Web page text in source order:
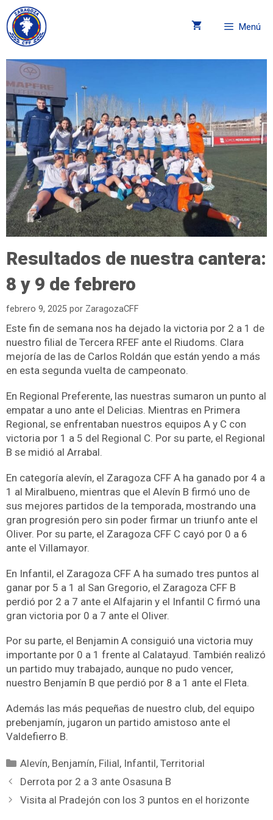
Menú
Resultados de nuestra cantera:
8 y 9 de febrero
febrero 9, 2025 por ZaragozaCFF
Este fin de semana nos ha dejado la victoria por 2 a 1 de
nuestro filial de Tercera RFEF ante el Riudoms. Clara
mejoría de las de Carlos Roldán que están yendo a más
en esta segunda vuelta de campeonato.
En Regional Preferente, las nuestras sumaron un punto al
empatar a uno ante el Delicias. Mientras en Primera
Regional, se enfrentaban nuestros equipos A y C con
victoria por 1 a 5 del Regional C. Por su parte, el Regional
B se midió al Arrabal.
En categoría alevín, el Zaragoza CFF A ha ganado por 4 a
1 al Miralbueno, mientras que el Alevín B firmó uno de
sus mejores partidos de la temporada, mostrando una
gran progresión pero sin poder firmar un triunfo ante el
Oliver. Por su parte, el Zaragoza CFF C cayó por 0 a 6
ante el Villamayor.
En Infantil, el Zaragoza CFF A ha sumado tres puntos al
ganar por 5 a 1 al San Gregorio, el Zaragoza CFF B
perdió por 2 a 7 ante el Alfajarin y el Infantil C firmó una
gran victoria por 0 a 7 ante el Oliver.
Por su parte, el Benjamin A consiguió una victoria muy
importante por 0 a 1 frente al Calatayud. También realizó
un partido muy trabajado, aunque no pudo vencer,
nuestro Benjamín B que perdió por 8 a 1 ante el Fleta.
Además las más pequeñas de nuestro club, del equipo
prebenjamín, jugaron un partido amistoso ante el
Valdefierro B.
Alevín, Benjamín, Filial, Infantil,Territorial
Derrota por 2 a 3 ante Osasuna B
Visita al Pradejón con los 3 puntos en el horizonte